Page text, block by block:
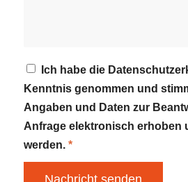
Ich habe die
Kenntnis genommen und
Angaben und Daten zur
Anfrage elektronisch erhoben
werden. *